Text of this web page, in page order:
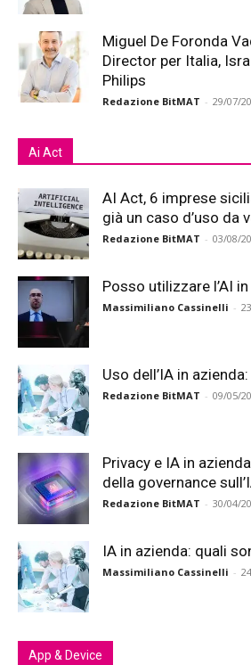
Miguel De Foronda
Director per Italia,
Philips
Redazione BitMAT - 29/07/
Ai Act
AI Act, 6 imprese
già un caso d’uso da
Redazione BitMAT - 03/08/
Posso utilizzare l’AI
Massimiliano Cassinelli -
Uso dell’IA in
Redazione BitMAT - 09/05/
Privacy e IA in
della governance
Redazione BitMAT - 30/04/
IA in azienda: quali
Massimiliano Cassinelli -
App & Device